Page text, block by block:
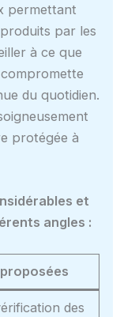
permettant
par les
à ce que
du quotidien.
protégée à
et
angles :
des